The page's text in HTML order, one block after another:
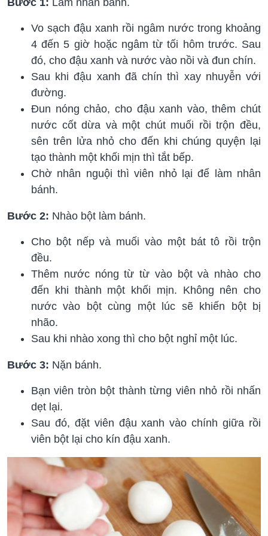
Vo sạch đậu xanh rồi ngâm nước trong khoảng
4 đến 5 giờ hoặc ngâm từ tối hôm trước. Sau
đó, cho đậu xanh và nước vào nồi và đun chín.
Sau khi đậu xanh đã chín thì xay nhuyễn với
đường.
Đun nóng chảo, cho đậu xanh vào, thêm chút
nước cốt dừa và một chút muối rồi trộn đều,
sên trên lửa nhỏ cho đến khi chúng quyện lại
tạo thành một khối mịn thì tắt bếp.
Chờ nhân nguội thì viên nhỏ lại để làm nhân
bánh.
Bước 2: Nhào bột làm bánh.
Cho bột nếp và muối vào một bát tô rồi trộn
đều.
Thêm nước nóng từ từ vào bột và nhào cho
đến khi thành một khối mịn. Không nên cho
nước vào bột cùng một lúc sẽ khiến bột bị
nhão.
Sau khi nhào xong thì cho bột nghỉ một lúc.
Bước 3: Nặn bánh.
Bạn viên tròn bột thành từng viên nhỏ rồi nhấn
dẹt lại.
Sau đó, đặt viên đậu xanh vào chính giữa rồi
viên bột lại cho kín đậu xanh.